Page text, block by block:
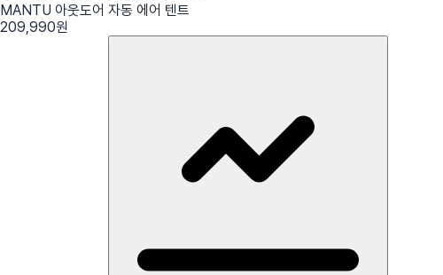
MANTU 아웃도어 자동 에어 텐트
209,990원